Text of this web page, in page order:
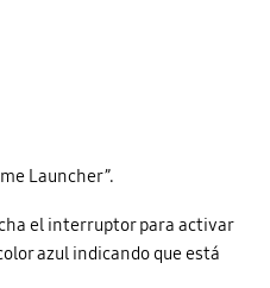
Launcher”.
el interruptor para activar
azul indicando que está